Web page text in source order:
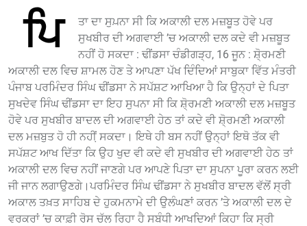
ਪਿ
ਤਾ ਦਾ ਸੁਪ਼ਨਾ ਸੀ ਕਿ ਅਕਾਲੀ ਦਲ ਮਜ਼ਬੂਤ ਹੋਵੇ ਪਰ
ਸੁਖਬੀਰ ਦੀ ਅਗਵਾਈ ’ਚ ਅਕਾਲੀ ਦਲ ਕਦੇ ਵੀ ਮਜ਼ਬੂਤ
ਨਹੀਂ ਹੋ ਸਕਦਾ : ਢੀਂਡਸਾ ਚੰਡੀਗੜ੍ਹ, 16 ਜੂਨ : ਸ਼ੋ੍ਰਮਣੀ
ਅਕਾਲੀ ਦਲ ਵਿਚ ਸ਼ਾਮਲ ਹੋਣ ਤੇ ਆਪਣਾ ਪੱਖ ਦਿੰਦਿਆਂ ਸਾਬੁਕਾ ਵਿੱਤ ਮੰਤਰੀ
ਪੰਜਾਬ ਪਰਮਿੰਦਰ ਸਿੰਘ ਢੀਂਡਸਾ ਨੇ ਸਪੱਸ਼ਟ ਆਖਿਆ ਹੈ ਕਿ ਉਨ੍ਹਾਂ ਦੇ ਪਿਤਾ
ਸੁਖਦੇਵ ਸਿੰਘ ਢੀਂਡਸਾ ਦਾ ਇਹ ਸੁਪਨਾ ਸੀ ਕਿ ਸ਼ੋ੍ਰਮਣੀ ਅਕਾਲੀ ਦਲ ਮਜ਼ਬੂਤ
ਹੋਵੇ ਪਰ ਸੁਖਬੀਰ ਬਾਦਲ ਦੀ ਅਗਵਾਈ ਹੇਠ ਤਾਂ ਕਦੇ ਵੀ ਸ਼ੋ੍ਰਮਣੀ ਅਕਾਲੀ
ਦਲ ਮਜ਼ਬੁਤ ਹੋ ਹੀ ਨਹੀ਼ਂ ਸਕਦਾ। ਇਥੇ ਹੀ ਬਸ ਨਹੀਂ ਉਨ੍ਹਾਂ ਇਥੋ ਤੱਕ ਵੀ
ਸਪੱਸ਼ਟ ਆਖ ਦਿੱਤਾ ਕਿ ਉਹ ਖੁਦ ਵੀ ਕਦੇ ਵੀ ਸੁਖਬੀਰ ਦੀ ਅਗਵਾਈ ਹੇਠ ਤਾਂ
ਅਕਾਲੀ ਦਲ ਵਿਚ ਨਹੀਂ ਜਾਣਗੇ ਪਰ ਆਪਣੇ ਪਿਤਾ ਦਾ ਸੁਪਨਾ ਪੂਰਾ ਕਰਨ ਲਈ
ਜੀ ਜਾਨ ਲਗਾਉਣਗੇ।ਪਰਮਿੰਦਰ ਸਿੰਘ ਢੀਂਡਸਾ ਨੇ ਸੁਖਬੀਰ ਬਾਦਲ ਵੱਲੋਂ ਸ੍ਰੀ
ਅਕਾਲ ਤਖ਼ਤ ਸਾਹਿਬ ਦੇ ਹੁਕਮਨਾਮੇ ਦੀ ਉਲੰਘਣਾਂ ਕਰਨ ’ਤੇ ਅਕਾਲੀ ਦਲ ਦੇ
ਵਰਕਰਾਂ ’ਚ ਕਾਫ਼ੀ ਰੋਸ ਚੱਲ ਰਿਹਾ ਹੈ ਸਬੰਧੀ ਆਖਦਿਆਂ ਕਿਹਾ ਕਿ ਸ੍ਰੀ